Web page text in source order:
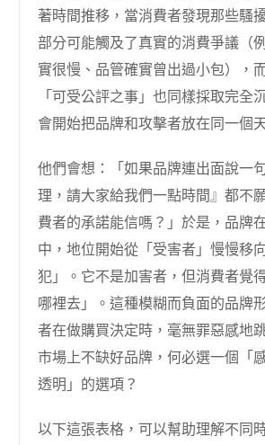
著時間推移，當消費者發現那些騷
部分可能觸及了真實的消費爭議（
實很慢、品管確實曾出過小包），
「可受公評之事」也同樣採取完全
會開始把品牌和攻擊者放在同一個
他們會想：「如果品牌連出面說一
理，請大家給我們一點時間』都不
費者的承諾能信嗎？」於是，品牌
中，地位開始從「受害者」慢慢移
犯」。它不是加害者，但消費者覺
哪裡去」。這種模糊而負面的品牌
者在做購買決定時，毫無罪惡感地
市場上不缺好品牌，何必選一個「
透明」的選項？
以下這張表格，可以幫助理解不同